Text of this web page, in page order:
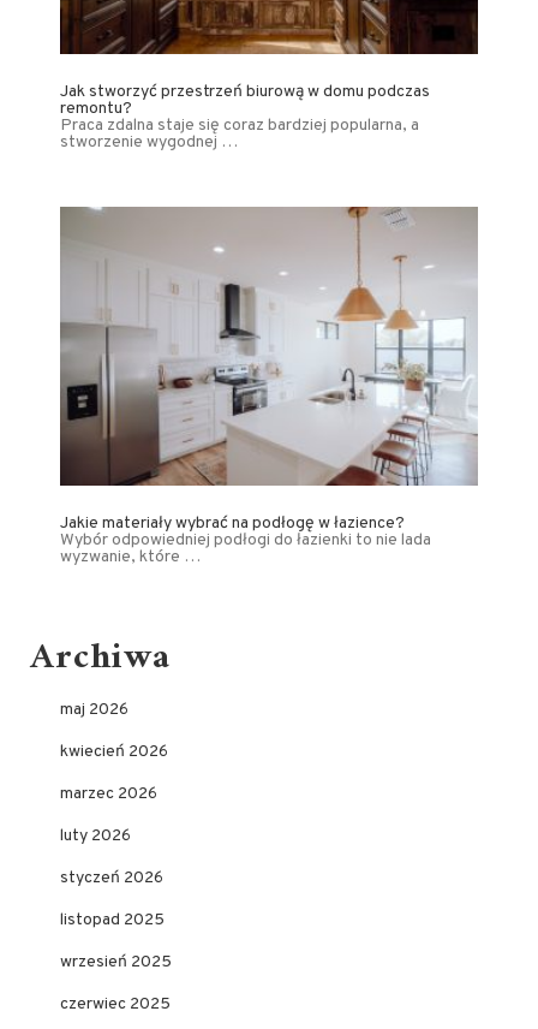
Jak stworzyć przestrzeń biurową w domu podczas
remontu?
Praca zdalna staje się coraz bardziej popularna, a
stworzenie wygodnej …
Jakie materiały wybrać na podłogę w łazience?
Wybór odpowiedniej podłogi do łazienki to nie lada
wyzwanie, które …
Archiwa
maj 2026
kwiecień 2026
marzec 2026
luty 2026
styczeń 2026
listopad 2025
wrzesień 2025
czerwiec 2025